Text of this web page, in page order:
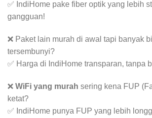
✅ IndiHome pake fiber optik yang lebih
gangguan!
❌ Paket lain murah di awal tapi banyak
tersembunyi?
✅ Harga di IndiHome transparan, tanpa
❌ WiFi yang murah sering kena FUP
ketat?
✅ IndiHome punya FUP yang lebih